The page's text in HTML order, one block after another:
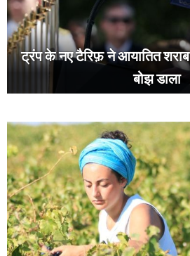
ट्रंप के नए टैरिफ़ ने आयातित
बोझ डाला